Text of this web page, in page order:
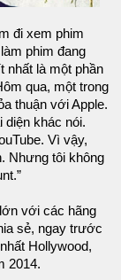
đi xem phim
phim đang
nhất là một phần
qua, một trong
thuận với Apple.
diện khác nói.
Vì vậy,
Nhưng tôi không
với các hãng
sẻ, ngay trước
Hollywood,
2014.